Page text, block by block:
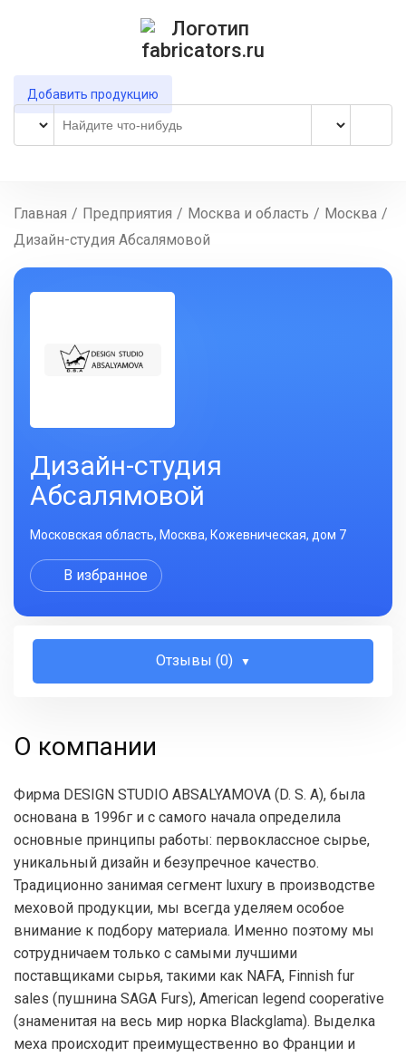
Добавить продукцию
Главная / Предприятия / Москва и область / Москва /
Дизайн-студия Абсалямовой
Дизайн-студия
Абсалямовой
Московская область, Москва, Кожевническая, дом 7
В избранное
Отзывы (0)
О компании
Фирма DESIGN STUDIO ABSALYAMOVA (D. S. A), была
основана в 1996г и с самого начала определила
основные принципы работы: первоклассное сырье,
уникальный дизайн и безупречное качество.
Традиционно занимая сегмент luxury в производстве
меховой продукции, мы всегда уделяем особое
внимание к подбору материала. Именно поэтому мы
сотрудничаем только с самыми лучшими
поставщиками сырья, такими как NAFA, Finnish fur
sales (пушнина SAGA Furs), American legend cooperative
(знаменитая на весь мир норка Blackglama). Выделка
меха происходит преимущественно во Франции и